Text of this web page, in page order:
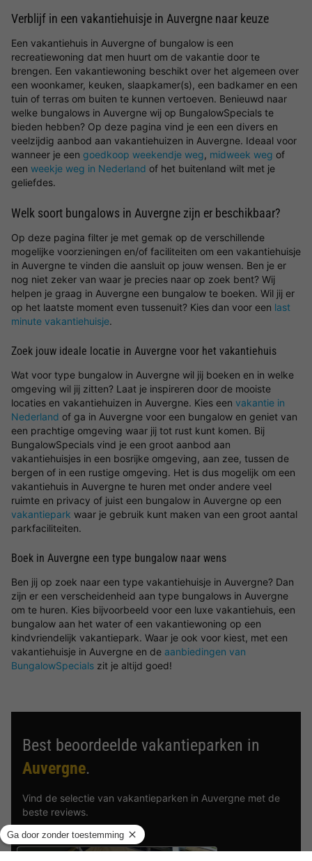
Verblijf in een vakantiehuisje in Auvergne naar keuze
Een vakantiehuis in Auvergne of bungalow is een
recreatiewoning dat men huurt om de vakantie door te
brengen. Een vakantiewoning beschikt over het algemeen over
een woonkamer, keuken, slaapkamer(s), een badkamer en een
tuin of terras om buiten te kunnen vertoeven. Benieuwd naar
welke bungalows in Auvergne wij op BungalowSpecials te
bieden hebben? Op deze pagina vind je een een divers en
veelzijdig aanbod aan vakantiehuizen in Auvergne. Ideaal voor
wanneer je een goedkoop weekendje weg, midweek weg of
een weekje weg in Nederland of het buitenland wilt met je
geliefdes.
Welk soort bungalows in Auvergne zijn er beschikbaar?
Op deze pagina filter je met gemak op de verschillende
mogelijke voorzieningen en/of faciliteiten om een vakantiehuisje
in Auvergne te vinden die aansluit op jouw wensen. Ben je er
nog niet zeker van waar je precies naar op zoek bent? Wij
helpen je graag in Auvergne een bungalow te boeken. Wil jij er
op het laatste moment even tussenuit? Kies dan voor een last
minute vakantiehuisje.
Zoek jouw ideale locatie in Auvergne voor het vakantiehuis
Wat voor type bungalow in Auvergne wil jij boeken en in welke
omgeving wil jij zitten? Laat je inspireren door de mooiste
locaties en vakantiehuizen in Auvergne. Kies een vakantie in
Nederland of ga in Auvergne voor een bungalow en geniet van
een prachtige omgeving waar jij tot rust kunt komen. Bij
BungalowSpecials vind je een groot aanbod aan
vakantiehuisjes in een bosrijke omgeving, aan zee, tussen de
bergen of in een rustige omgeving. Het is dus mogelijk om een
vakantiehuis in Auvergne te huren met onder andere veel
ruimte en privacy of juist een bungalow in Auvergne op een
vakantiepark waar je gebruik kunt maken van een groot aantal
parkfaciliteiten.
Boek in Auvergne een type bungalow naar wens
Ben jij op zoek naar een type vakantiehuisje in Auvergne? Dan
zijn er een verscheidenheid aan type bungalows in Auvergne
om te huren. Kies bijvoorbeeld voor een luxe vakantiehuis, een
bungalow aan het water of een vakantiewoning op een
kindvriendelijk vakantiepark. Waar je ook voor kiest, met een
vakantiehuisje in Auvergne en de aanbiedingen van
BungalowSpecials zit je altijd goed!
Best beoordeelde vakantieparken in
Auvergne.
Vind de selectie van vakantieparken in Auvergne met de
beste reviews.